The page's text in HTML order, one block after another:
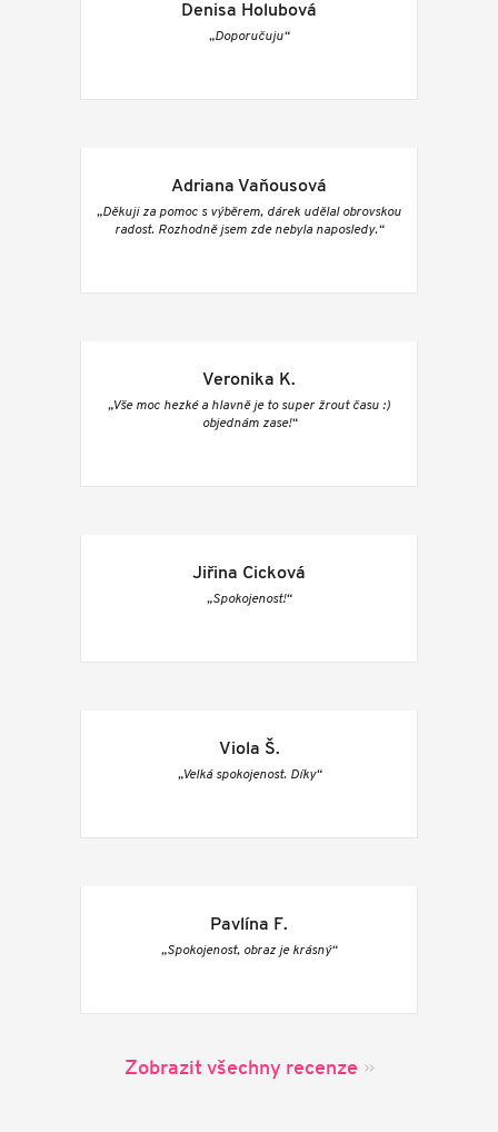
Denisa Holubová
„Doporučuju“
Adriana Vaňousová
„Děkuji za pomoc s výběrem, dárek udělal obrovskou
radost. Rozhodně jsem zde nebyla naposledy.“
Veronika K.
„Vše moc hezké a hlavně je to super žrout času :)
objednám zase!“
Jiřina Cicková
„Spokojenost!“
Viola Š.
„Velká spokojenost. Díky“
Pavlína F.
„Spokojenost, obraz je krásný“
Zobrazit všechny recenze